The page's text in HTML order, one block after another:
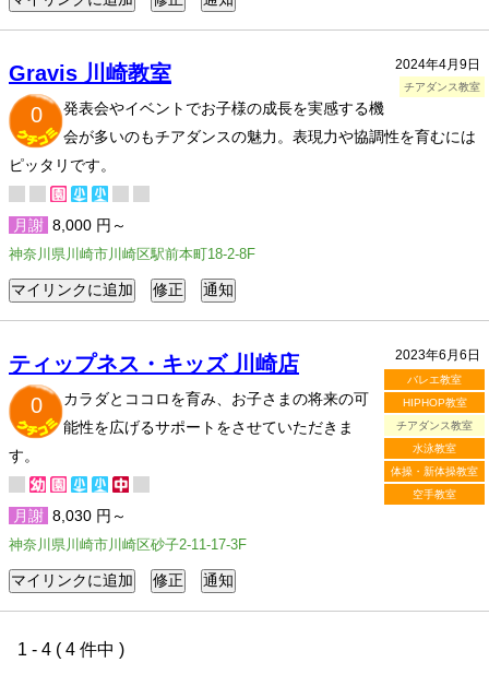
2024年4月9日
チアダンス教室
Gravis 川崎教室
0
発表会やイベントでお子様の成長を実感する機
会が多いのもチアダンスの魅力。表現力や協調性を育むには
ピッタリです。
月謝 8,000 円～
神奈川県川崎市川崎区駅前本町18-2-8F
2023年6月6日
バレエ教室
HIPHOP教室
チアダンス教室
水泳教室
体操・新体操教室
空手教室
ティップネス・キッズ 川崎店
0
カラダとココロを育み、お子さまの将来の可
能性を広げるサポートをさせていただきま
す。
月謝 8,030 円～
神奈川県川崎市川崎区砂子2-11-17-3F
1 - 4 ( 4 件中 )